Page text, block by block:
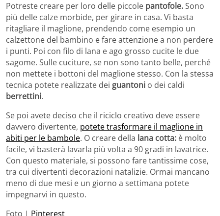
Potreste creare per loro delle piccole pantofole.Sono
più delle calze morbide, per girare in casa. Vi basta
ritagliare il maglione, prendendo come esempio un
calzettone del bambino e fare attenzione a non perdere
i punti. Poi con filo di lana e ago grosso cucite le due
sagome. Sulle cuciture, se non sono tanto belle, perché
non mettete i bottoni del maglione stesso. Con la stessa
tecnica potete realizzate dei guantoni o dei caldi
berrettini.
Se poi avete deciso che il riciclo creativo deve essere
davvero divertente, potete trasformare il maglione in
abiti per le bambole. O creare della lana cotta: è molto
facile, vi basterà lavarla più volta a 90 gradi in lavatrice.
Con questo materiale, si possono fare tantissime cose,
tra cui divertenti decorazioni natalizie. Ormai mancano
meno di due mesi e un giorno a settimana potete
impegnarvi in questo.
Foto | Pinterest